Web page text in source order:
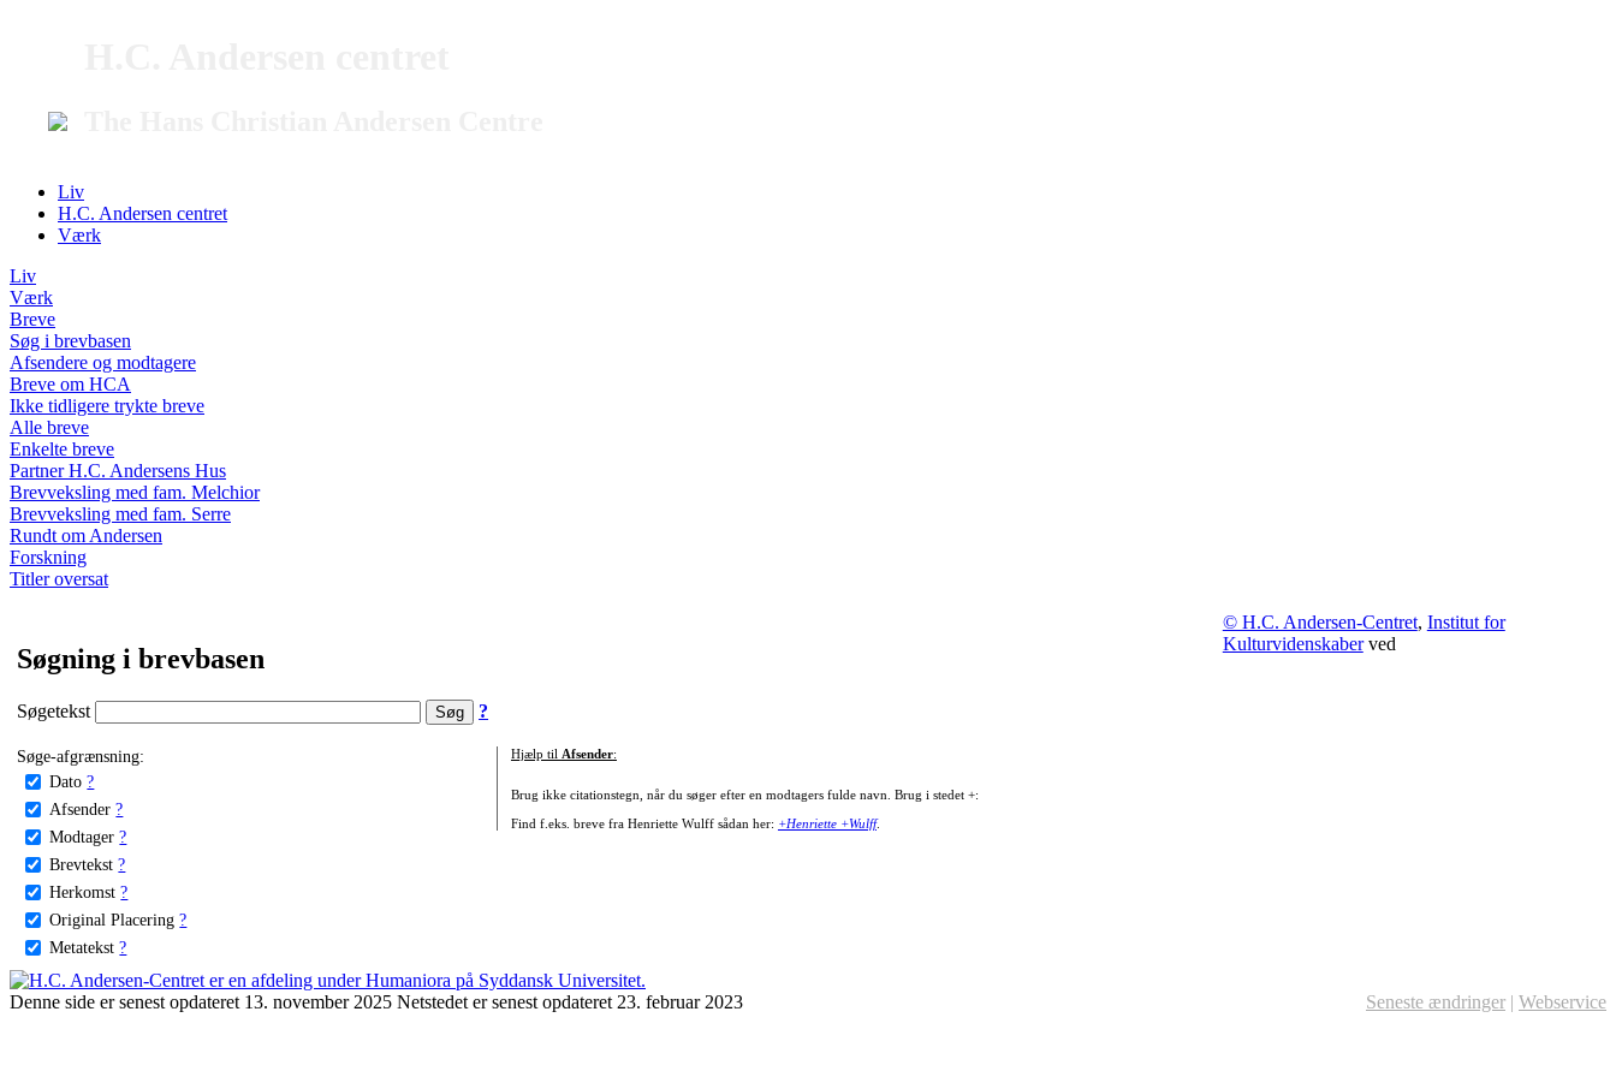
Liv
H.C. Andersen centret
Værk
Liv
Værk
Breve
Søg i brevbasen
Afsendere og modtagere
Breve om HCA
Ikke tidligere trykte breve
Alle breve
Enkelte breve
Partner H.C. Andersens Hus
Brevveksling med fam. Melchior
Brevveksling med fam. Serre
Rundt om Andersen
Forskning
Titler oversat
Søgning i brevbasen
Søgetekst ?
Søge-afgrænsning:
Dato ?
Afsender ?
Modtager ?
Brevtekst ?
Herkomst ?
Original Placering ?
Metatekst ?
Hjælp til Afsender:
Brug ikke citationstegn, når du søger efter en modtagers fulde navn. Brug i stedet +:
Find f.eks. breve fra Henriette Wulff sådan her: +Henriette +Wulff.
© H.C. Andersen-Centret, Institut for
Kulturvidenskaberved
Denne side er senest opdateret 13. november 2025 Netstedet er senest opdateret 23. februar 2023 Seneste ændringer | Webservice